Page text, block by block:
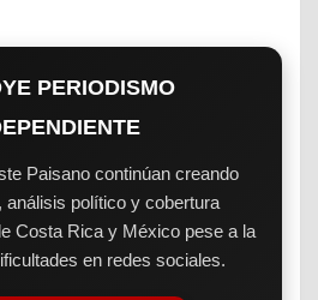
PERIODISMO
Paisano continúan creando
análisis político y cobertura
Costa Rica y México pese a la
en redes sociales.